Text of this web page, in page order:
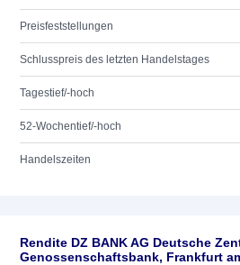
Preisfeststellungen
Schlusspreis des letzten Handelstages
Tagestief/-hoch
52-Wochentief/-hoch
Handelszeiten
Rendite DZ BANK AG Deutsche
Genossenschaftsbank, Frankfurt